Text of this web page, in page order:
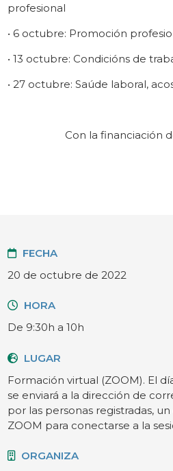
profesional
• 6 octubre: Promoción
• 13 octubre: Condicións de
• 27 octubre: Saúde laboral,
Con la financiación
FECHA
20 de octubre de 2022
HORA
De 9:30h a 10h
LUGAR
Formación virtual (ZOOM). El
se enviará a la dirección de
por las personas registradas,
ZOOM para conectarse a la
ORGANIZA